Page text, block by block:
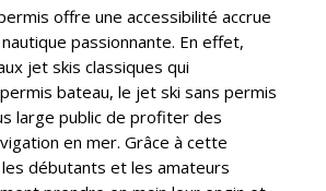
offre une accessibilité accrue
passionnante. En effet,
jet skis classiques qui
bateau, le jet ski sans permis
large public de profiter des
en mer. Grâce à cette
les débutants et les amateurs